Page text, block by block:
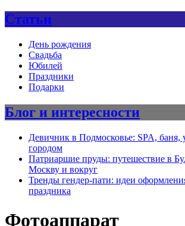
Статьи
День рождения
Свадьба
Юбилей
Праздники
Подарки
Блог и интересности
Девичник в Подмосковье: SPA, баня,
городом
Патриаршие пруды: путешествие в
Москву и вокруг
Тренды гендер-пати: идеи
праздника
Фотоаппарат